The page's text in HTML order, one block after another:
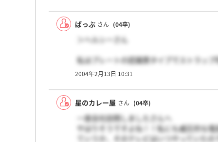
ばっぷ さん (04卒)
＞ヘルシーさん
私はプレートの認識票タイプでストラッ
ネックレス等あまりつけない人間なので
まぁでもその後の展開を考えると微妙です
一応私のところには受け取った後1ヶ月く
ただけなので、そこまで酷い印象はない
留守電から1週間経ちますが、その後はま
参考になれば幸いです。
2004年2月13日 10:31
星のカレー屋 さん (04卒)
一度会社訪問しましたさんへ
やはりそうですよね！！私にも威圧的な
ていうか、そのテレビはいつやっていた